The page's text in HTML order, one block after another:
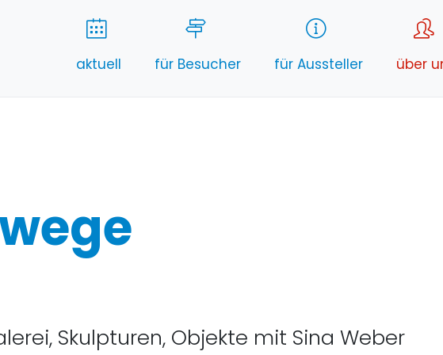
aktuell für Besucher für Aussteller über
Skulpturen, Objekte mit Sina Weber